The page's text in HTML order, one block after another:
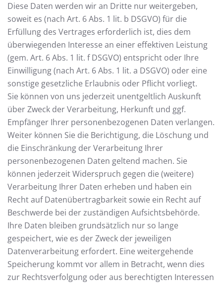
Diese Daten werden wir an Dritte nur weitergeben,
soweit es (nach Art. 6 Abs. 1 lit. b DSGVO) für die
Erfüllung des Vertrages erforderlich ist, dies dem
überwiegenden Interesse an einer effektiven Leistung
(gem. Art. 6 Abs. 1 lit. f DSGVO) entspricht oder Ihre
Einwilligung (nach Art. 6 Abs. 1 lit. a DSGVO) oder eine
sonstige gesetzliche Erlaubnis oder Pflicht vorliegt.
Sie können von uns jederzeit unentgeltlich Auskunft
über Zweck der Verarbeitung, Herkunft und ggf.
Empfänger Ihrer personenbezogenen Daten verlangen.
Weiter können Sie die Berichtigung, die Löschung und
die Einschränkung der Verarbeitung Ihrer
personenbezogenen Daten geltend machen. Sie
können jederzeit Widerspruch gegen die (weitere)
Verarbeitung Ihrer Daten erheben und haben ein
Recht auf Datenübertragbarkeit sowie ein Recht auf
Beschwerde bei der zuständigen Aufsichtsbehörde.
Ihre Daten bleiben grundsätzlich nur so lange
gespeichert, wie es der Zweck der jeweiligen
Datenverarbeitung erfordert. Eine weitergehende
Speicherung kommt vor allem in Betracht, wenn dies
zur Rechtsverfolgung oder aus berechtigten Interessen